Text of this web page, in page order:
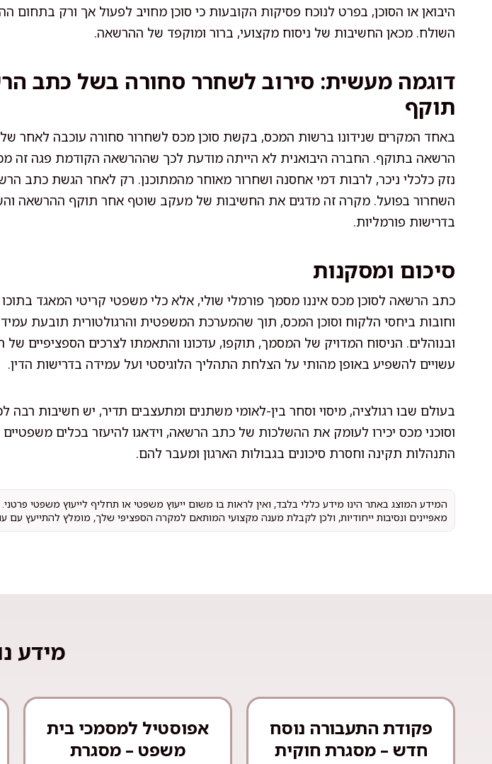
היבואן או הסוכן, בפרט לנוכח פסיקות הקובעות כי סוכן מחויב לפעול אך ורק בתחום
השולח. מכאן החשיבות של ניסוח מקצועי, ברור ומוקפד של ההרשאה.
דוגמה מעשית: סירוב לשחרר סחורה בשל כתב
תוקף
באחד המקרים שנידונו ברשות המכס, בקשת סוכן מכס לשחרור סחורה עוכבה לאחר
הרשאה בתוקף. החברה היבואנית לא הייתה מודעת לכך שההרשאה הקודמת פגה זה
נזק כלכלי ניכר, לרבות דמי אחסנה ושחרור מאוחר מהמתוכנן. רק לאחר הגשת כתב
השחרור בפועל. מקרה זה מדגים את החשיבות של מעקב שוטף אחר תוקף ההרשאה
בדרישות פורמליות.
סיכום ומסקנות
כתב הרשאה לסוכן מכס איננו מסמך פורמלי שולי, אלא כלי משפטי קריטי המאגד בתוכו
וחובות ביחסי הלקוח וסוכן המכס, תוך שהמערכת המשפטית והרגולטורית תובעת
ובנוהלים. הניסוח המדויק של המסמך, תוקפו, עדכונו והתאמתו לצרכים הספציפיים
עשויים להשפיע באופן מהותי על הצלחת התהליך הלוגיסטי ועל עמידה בדרישות הדין.
בעולם שבו רגולציה, מיסוי וסחר בין-לאומי משתנים ומתעצבים תדיר, יש חשיבות רבה
וסוכני מכס יכירו לעומק את ההשלכות של כתב הרשאה, וידאגו להיעזר בכלים משפטיים
התנהלות תקינה וחסרת סיכונים בגבולות הארגון ומעבר להם.
המידע המוצג באתר הינו מידע כללי בלבד, ואין לראות בו משום ייעוץ משפטי או תחליף לייעוץ משפטי
מאפיינים ונסיבות ייחודיות, ולכן לקבלת מענה מקצועי המותאם למקרה הספציפי שלך, מומלץ להתייעץ עם
מידע
פקודת התעבורה נוסח
חדש – מסגרת חוקית
אפוסטיל למסמכי בית
משפט – מסגרת